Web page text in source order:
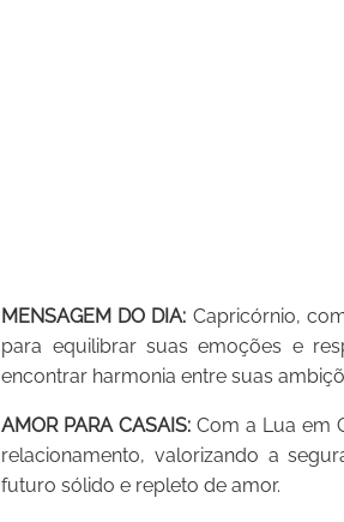
MENSAGEM DO DIA: Capricórnio,
para equilibrar suas emoções e
encontrar harmonia entre suas
AMOR PARA CASAIS: Com a Lua em
relacionamento, valorizando a
futuro sólido e repleto de amor.